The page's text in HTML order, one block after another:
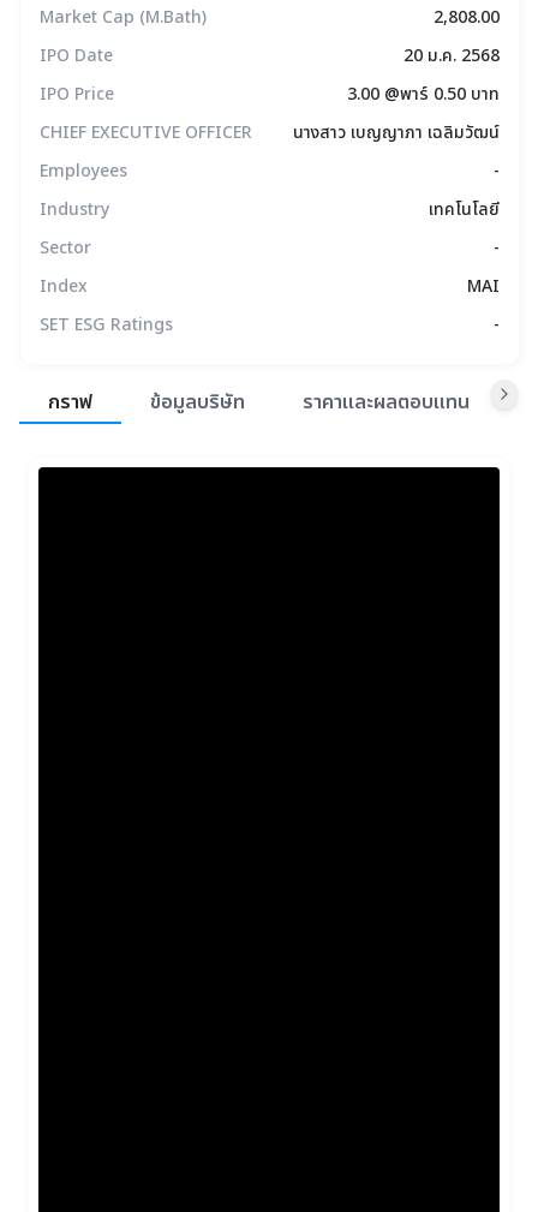
Market Cap (M.Bath)
2,808.00
IPO Date
20 ม.ค. 2568
IPO Price
3.00 @พาร์ 0.50 บาท
CHIEF EXECUTIVE OFFICER
นางสาว เบญญาภา เฉลิมวัฒน์
Employees
-
Industry
เทคโนโลยี
Sector
-
Index
MAI
SET ESG Ratings
-
กราฟ
ข้อมูลบริษัท ราคาและผลตอบแทน